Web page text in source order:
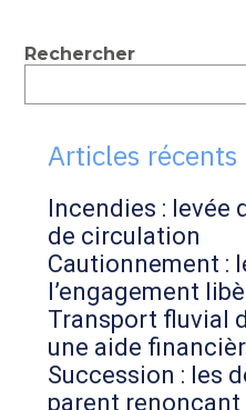
Blog
sidebar
Rechercher
Articles récents
Incendies : levée
de circulation
Cautionnement :
l’engagement
Transport fluvial
une aide
Succession : les
parent